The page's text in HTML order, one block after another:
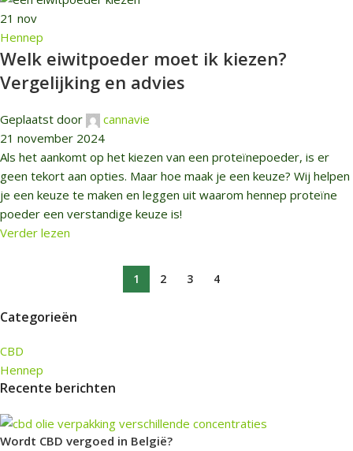
21 nov
Hennep
Welk eiwitpoeder moet ik kiezen?
Vergelijking en advies
Geplaatst door
cannavie
21 november 2024
Als het aankomt op het kiezen van een proteïnepoeder, is er
geen tekort aan opties. Maar hoe maak je een keuze? Wij helpen
je een keuze te maken en leggen uit waarom hennep proteïne
poeder een verstandige keuze is!
Verder lezen
1 2 3 4
Categorieën
CBD
Hennep
Recente berichten
Wordt CBD vergoed in België?